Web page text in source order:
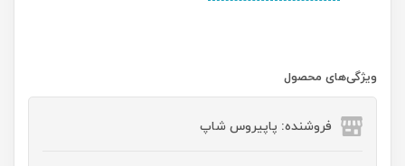
ویژگی‌های محصول
فروشنده: پاپیروس شاپ